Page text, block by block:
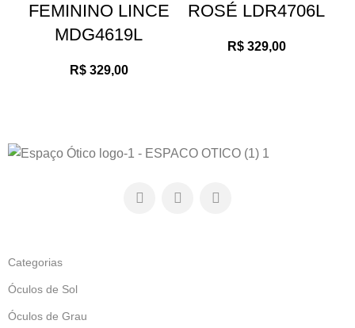
FEMININO LINCE
MDG4619L
R$329,00
ROSÉ LDR4706L
R$329,00
Categorias
Óculos de Sol
Óculos de Grau